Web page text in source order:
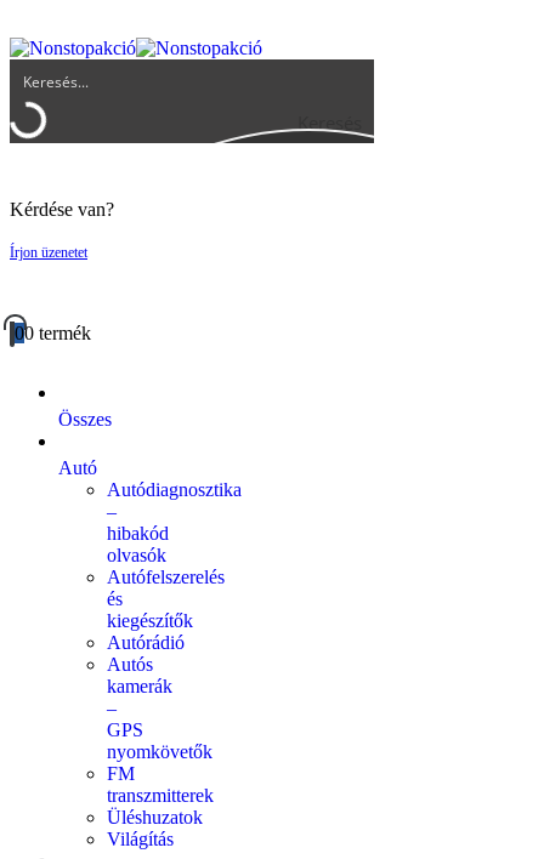
Keresés
Kérdése van?
Írjon üzenetet
00 termék
Összes
Autó
Autódiagnosztika
–
hibakód
olvasók
Autófelszerelés
és
kiegészítők
Autórádió
Autós
kamerák
–
GPS
nyomkövetők
FM
transzmitterek
Üléshuzatok
Világítás